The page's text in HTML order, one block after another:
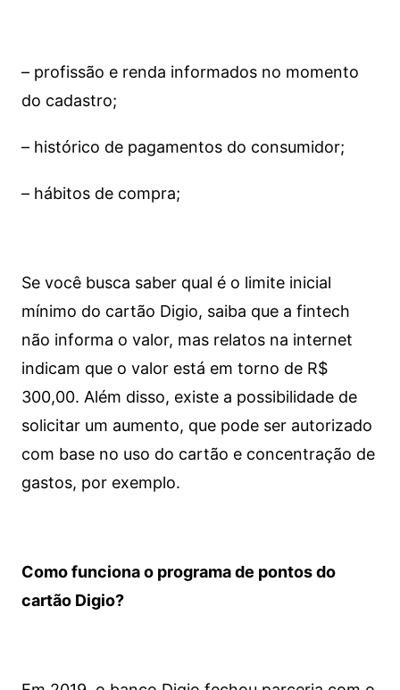
– profissão e renda informados no momento
do cadastro;
– histórico de pagamentos do consumidor;
– hábitos de compra;
Se você busca saber qual é o limite inicial
mínimo do cartão Digio, saiba que a fintech
não informa o valor, mas relatos na internet
indicam que o valor está em torno de R$
300,00. Além disso, existe a possibilidade de
solicitar um aumento, que pode ser autorizado
com base no uso do cartão e concentração de
gastos, por exemplo.
Como funciona o programa de pontos do
cartão Digio?